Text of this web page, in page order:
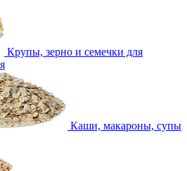
Крупы, зерно и семечки для
Каши, макароны, супы